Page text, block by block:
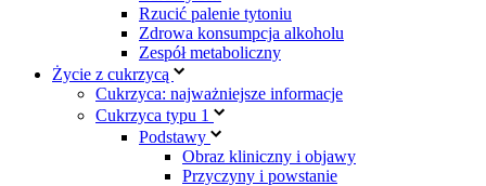
Rzucić palenie tytoniu
Zdrowa konsumpcja alkoholu
Zespół metaboliczny
Życie z cukrzycą
Cukrzyca: najważniejsze informacje
Cukrzyca typu 1
Podstawy
Obraz kliniczny i objawy
Przyczyny i powstanie